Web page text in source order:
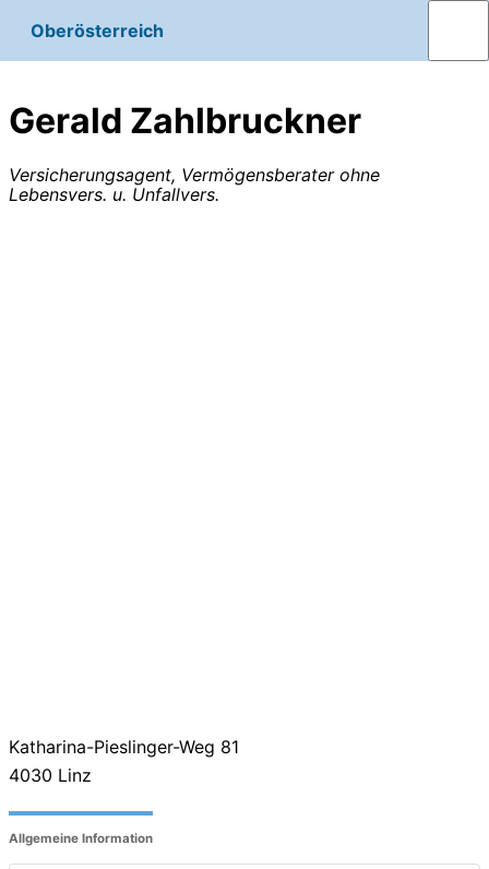
Oberösterreich
Gerald Zahlbruckner
Versicherungsagent, Vermögensberater ohne
Lebensvers. u. Unfallvers.
Katharina-Pieslinger-Weg 81
4030 Linz
Allgemeine Information